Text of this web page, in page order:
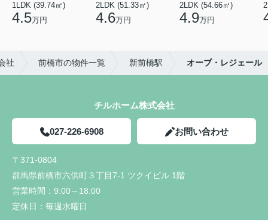
1LDK (39.74㎡)
4.5万円
2LDK (51.33㎡)
4.6万円
2LDK (54.66㎡)
4.9万円
社 前橋市の物件一覧 新前橋駅 オーブ・レジェール
チルホーム株式会社
027-226-6908 お問い合わせ
〒371-0804
群馬県前橋市六供町３丁目7-1 ツクイビル 1階
営業時間： 9:00～18:00
定休日： 毎週水曜日